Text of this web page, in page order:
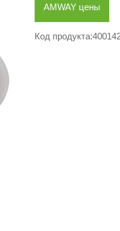
AMWAY цены
Код